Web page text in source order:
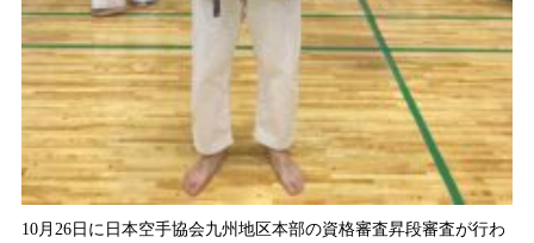
10月26日に日本空手協会九州地区本部の資格審査昇段審査が行わ